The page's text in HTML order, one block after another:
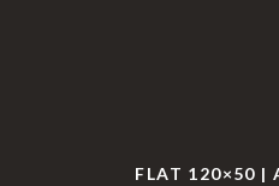
FLAT 120×50 |